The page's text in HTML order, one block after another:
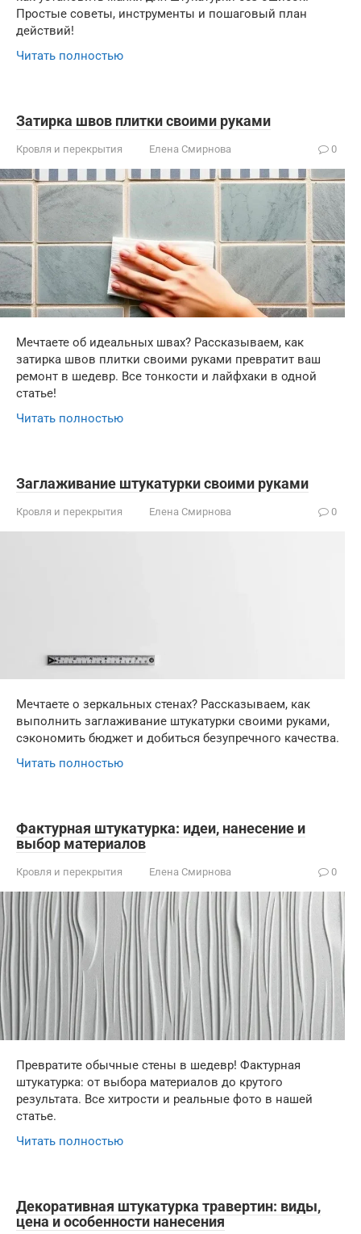
Простые советы, инструменты и пошаговый план
действий!
Читать полностью
Затирка швов плитки своими руками
Кровля и перекрытия Елена Смирнова 0
Мечтаете об идеальных швах? Рассказываем, как
затирка швов плитки своими руками превратит ваш
ремонт в шедевр. Все тонкости и лайфхаки в одной
статье!
Читать полностью
Заглаживание штукатурки своими руками
Кровля и перекрытия Елена Смирнова 0
Мечтаете о зеркальных стенах? Рассказываем, как
выполнить заглаживание штукатурки своими руками,
сэкономить бюджет и добиться безупречного качества.
Читать полностью
Фактурная штукатурка: идеи, нанесение и
выбор материалов
Кровля и перекрытия Елена Смирнова 0
Превратите обычные стены в шедевр! Фактурная
штукатурка: от выбора материалов до крутого
результата. Все хитрости и реальные фото в нашей
статье.
Читать полностью
Декоративная штукатурка травертин: виды,
цена и особенности нанесения